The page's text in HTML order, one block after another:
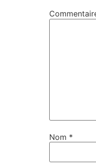
Nom *